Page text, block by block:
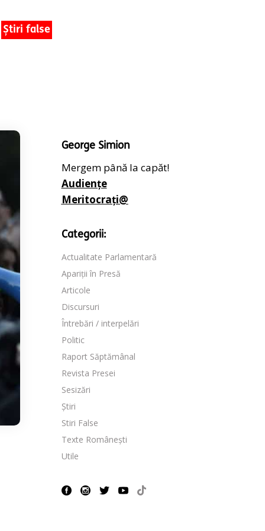
Știri false
George Simion
Mergem până la capăt!
Audiențe
Meritocrați@
Categorii:
Actualitate Parlamentară
Apariții în Presă
Articole
Discursuri
Întrebări / interpelări
Politic
Raport Săptămânal
Revista Presei
Sesizări
Știri
Stiri False
Texte Românești
Utile